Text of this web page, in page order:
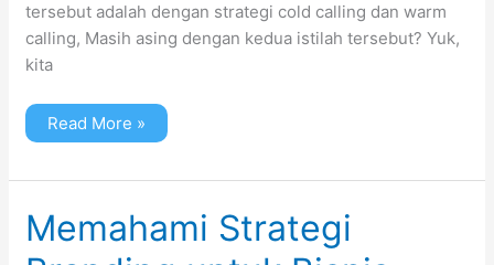
tersebut adalah dengan strategi cold calling dan warm
calling, Masih asing dengan kedua istilah tersebut? Yuk,
kita
Read More »
Memahami Strategi
Memahami
Strategi
Branding